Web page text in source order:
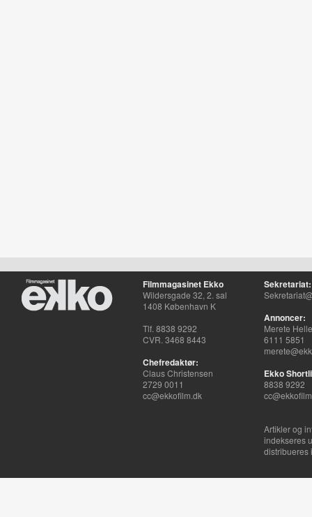
Filmmagasinet Ekko
Wildersgade 32, 2. sal
1408 København K
Tlf. 8838 9292
CVR. 3468 8443
Chefredaktør:
Claus Christensen
2729 0011
cc@ekkofilm.dk
Sekretariat:
Annoncer:
Merete
6111 5851
Ekko
8838 9292
Artikler og
indekseres
distribueres